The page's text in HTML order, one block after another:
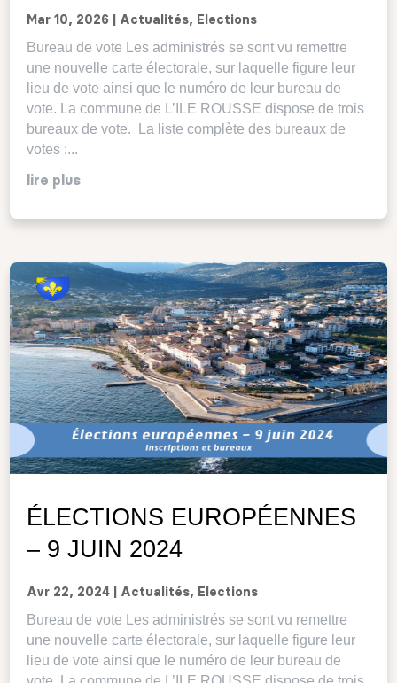
Mar 10, 2026 Actualités, Elections
Bureau de vote Les administrés se sont vu remettre
une nouvelle carte électorale, sur laquelle figure leur
lieu de vote ainsi que le numéro de leur bureau de
vote. La commune de L’ILE ROUSSE dispose de trois
bureaux de vote. La liste complète des bureaux de
votes :...
lire plus
ÉLECTIONS EUROPÉENNES
– 9 JUIN 2024
Avr 22, 2024 Actualités, Elections
Bureau de vote Les administrés se sont vu remettre
une nouvelle carte électorale, sur laquelle figure leur
lieu de vote ainsi que le numéro de leur bureau de